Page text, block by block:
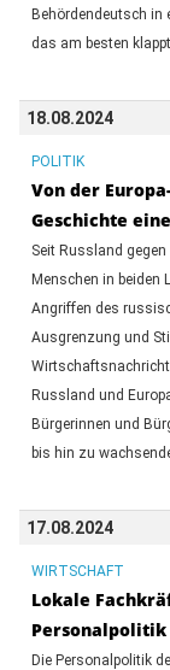
Behördendeutsch in
das am besten
18.08.2024
POLITIK
Von der
Geschichte
Seit Russland
Menschen in beiden
Angriffen des
Ausgrenzung und
Russland und
Bürgerinnen und
bis hin zu
17.08.2024
WIRTSCHAFT
Lokale
Personalpolitik
Die Personalpolitik